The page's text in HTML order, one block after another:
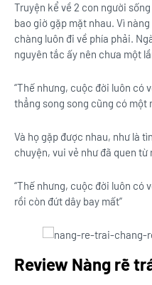
Truyện kể về 2 con người
bao giờ gặp mặt nhau. Vì
chàng luôn đi về phía phải.
nguyên tắc ấy nên chưa một
“Thế nhưng, cuộc đời luôn có
thẳng song song cũng có một
Và họ gặp được nhau, như là
chuyện, vui vẻ như đã quen từ
“Thế nhưng, cuộc đời luôn có
rồi còn đứt dây bay mất”
Review Nàng rẽ